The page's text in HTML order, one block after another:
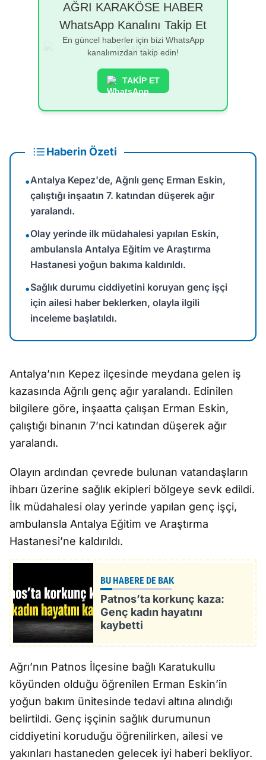
AĞRI KARAKÖSE HABER
WhatsApp Kanalını Takip Et
En güncel haberler için bizi WhatsApp
kanalımızdan takip edin!
TAKİP ET
Haberin Özeti
•Antalya Kepez'de, Ağrılı genç Erman Eskin,
çalıştığı inşaatın 7. katından düşerek ağır
yaralandı.
•Olay yerinde ilk müdahalesi yapılan Eskin,
ambulansla Antalya Eğitim ve Araştırma
Hastanesi yoğun bakıma kaldırıldı.
•Sağlık durumu ciddiyetini koruyan genç işçi
için ailesi haber beklerken, olayla ilgili
inceleme başlatıldı.
Antalya’nın Kepez ilçesinde meydana gelen iş
kazasında Ağrılı genç ağır yaralandı. Edinilen
bilgilere göre, inşaatta çalışan Erman Eskin,
çalıştığı binanın 7’nci katından düşerek ağır
yaralandı.
Olayın ardından çevrede bulunan vatandaşların
ihbarı üzerine sağlık ekipleri bölgeye sevk edildi.
İlk müdahalesi olay yerinde yapılan genç işçi,
ambulansla Antalya Eğitim ve Araştırma
Hastanesi’ne kaldırıldı.
BU HABERE DE BAK
Patnos’ta korkunç kaza:
Genç kadın hayatını
kaybetti
Ağrı’nın Patnos İlçesine bağlı Karatukullu
köyünden olduğu öğrenilen Erman Eskin’in
yoğun bakım ünitesinde tedavi altına alındığı
belirtildi. Genç işçinin sağlık durumunun
ciddiyetini koruduğu öğrenilirken, ailesi ve
yakınları hastaneden gelecek iyi haberi bekliyor.